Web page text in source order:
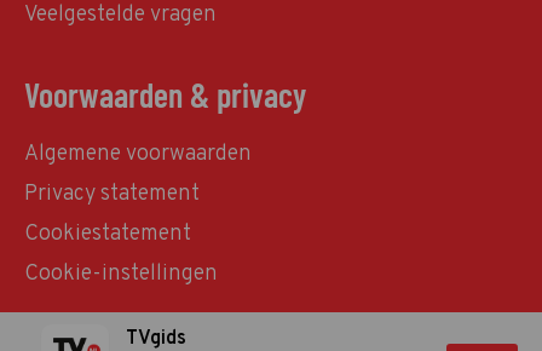
Veelgestelde vragen
Voorwaarden & privacy
Algemene voorwaarden
Privacy statement
Cookiestatement
Cookie-instellingen
TVgids